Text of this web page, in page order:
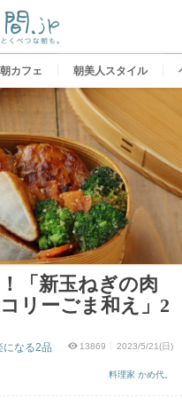
朝カフェ 朝美人スタイル
「新玉ねぎの肉
リーごま和え」2
13869 2023/5/21(日)
料理家 かめ代。
になる2品